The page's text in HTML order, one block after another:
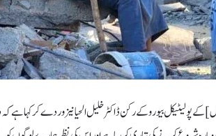
کے پولیٹیکل بیورو کے رکن ڈاکٹر خلیل الحیا نیزوردے کر کہا